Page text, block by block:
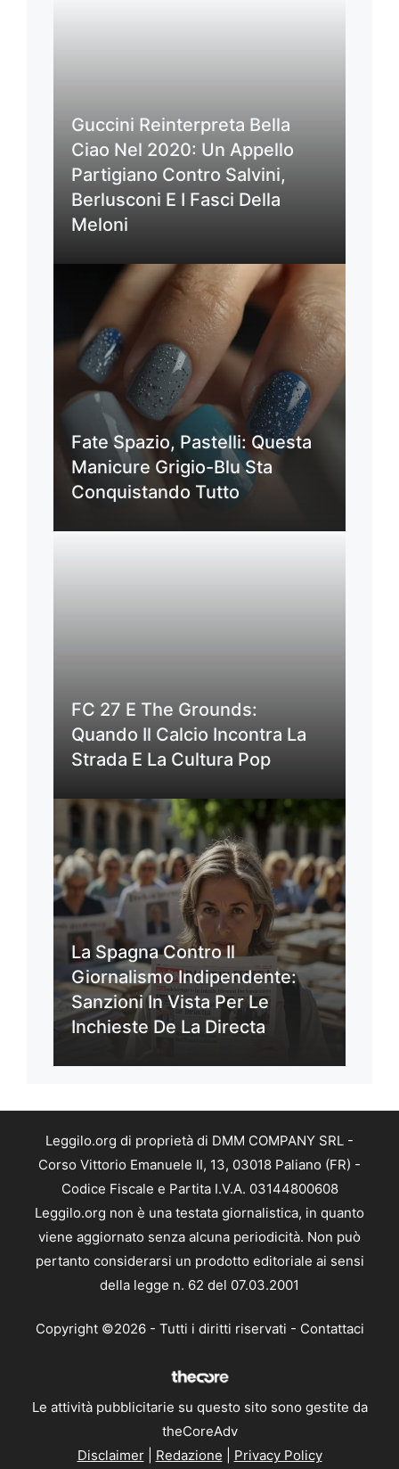
Guccini Reinterpreta Bella
Ciao Nel 2020: Un Appello
Partigiano Contro Salvini,
Berlusconi E I Fasci Della
Meloni
Fate Spazio, Pastelli: Questa
Manicure Grigio-Blu Sta
Conquistando Tutto
FC 27 E The Grounds:
Quando Il Calcio Incontra La
Strada E La Cultura Pop
La Spagna Contro Il
Giornalismo Indipendente:
Sanzioni In Vista Per Le
Inchieste De La Directa
Leggilo.org di proprietà di DMM COMPANY SRL -
Corso Vittorio Emanuele II, 13, 03018 Paliano (FR) -
Codice Fiscale e Partita I.V.A. 03144800608
Leggilo.org non è una testata giornalistica, in quanto
viene aggiornato senza alcuna periodicità. Non può
pertanto considerarsi un prodotto editoriale ai sensi
della legge n. 62 del 07.03.2001
Copyright ©2026 - Tutti i diritti riservati - Contattaci
Le attività pubblicitarie su questo sito sono gestite da
theCoreAdv
Disclaimer| Redazione Privacy Policy